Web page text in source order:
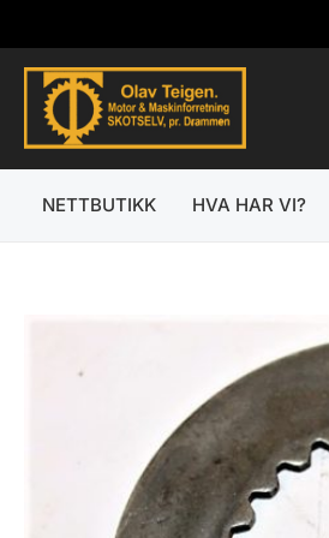
rett
innholdet
NETTBUTIKK HVA HAR VI?